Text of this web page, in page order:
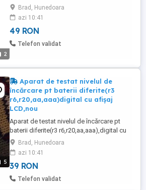
2
antigandaci si antirozatoare tine la
distanta insecte neplacute: gandaci,
muste, paianjeni, furnici, pureci dar este
bun impotriva soarecilor si a altor
rozatoare. Aparat antigandaci si
Brad, Hunedoara
azi 10:41
49 RON
Telefon validat
5
Aparat de testat nivelul de
încărcare pt baterii diferite(r3
r6,r20,aa,aaa)digital cu afișaj
LCD,nou
Aparat de testat nivelul de încărcare pt
baterii diferite(r3 r6,r20,aa,aaa),digital cu
afișaj LCD,nou.Functioneaza cu o baterie
r3(aaa).Afișajul arata nivelul de încărcare a
baterie.Produs în Germania.
Brad, Hunedoara
azi 10:41
39 RON
Telefon validat